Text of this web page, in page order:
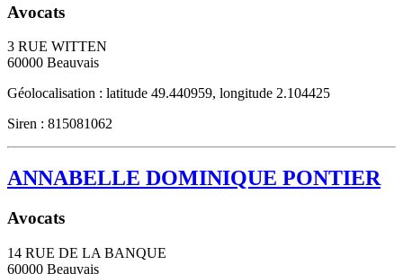
Avocats
3 RUE WITTEN
60000 Beauvais
Géolocalisation : latitude 49.440959, longitude 2.104425
Siren : 815081062
ANNABELLE DOMINIQUE PONTIER
Avocats
14 RUE DE LA BANQUE
60000 Beauvais